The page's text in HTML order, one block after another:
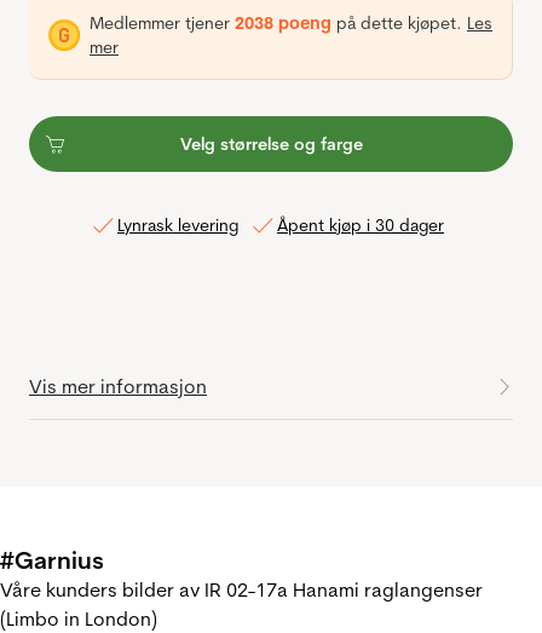
Medlemmer tjener 2038 poeng på dette kjøpet. Les
mer
Velg størrelse og farge
Lynrask levering Åpent kjøp i 30 dager
Vis mer informasjon
#Garnius
Våre kunders bilder av IR 02-17a Hanami raglangenser
(Limbo in London)